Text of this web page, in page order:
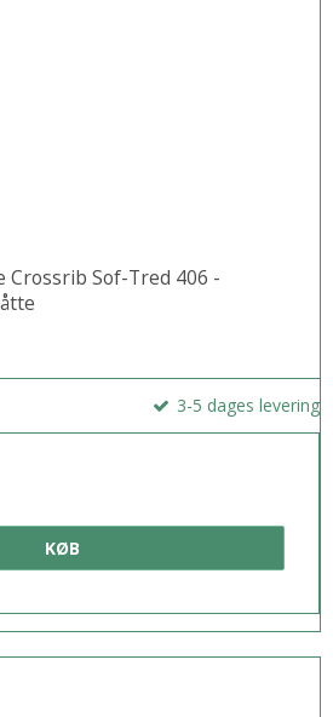
Crossrib Sof-Tred 406 -
3-5 dages levering
KØB